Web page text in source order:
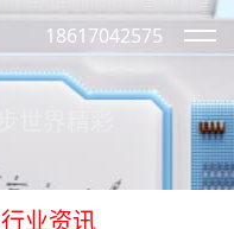
18617042575
行业资讯